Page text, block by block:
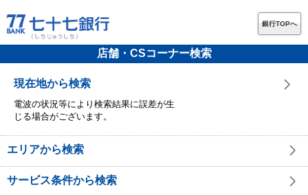
銀行TOPへ
店舗・CSコーナー検索
現在地から検索
電波の状況等により検索結果に誤差が生
じる場合がございます。
エリアから検索
サービス条件から検索